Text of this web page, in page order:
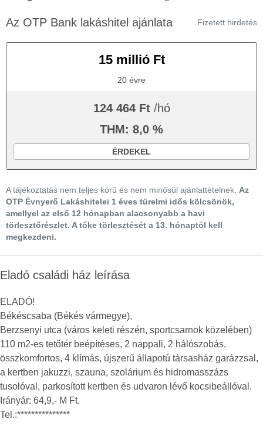
Az OTP Bank lakáshitel ajánlata Fizetett hirdetés
15 millió Ft
20 évre
124 464 Ft /hó
THM: 8,0 %
ÉRDEKEL
A tájékoztatás nem teljes körű és nem minősül ajánlattételnek. Az
OTP Évnyerő Lakáshitelei 1 éves türelmi idős kölcsönök,
amellyel az első 12 hónapban alacsonyabb a havi
törlesztőrészlet. A tőke törlesztését a 13. hónaptól kell
megkezdeni.
Eladó családi ház leírása
ELADÓ!
Békéscsaba (Békés vármegye),
Berzsenyi utca (város keleti részén, sportcsarnok közelében)
110 m2-es tetőtér beépítéses, 2 nappali, 2 hálószobás,
összkomfortos, 4 klímás, újszerű állapotú társasház garázzsal,
a kertben jakuzzi, szauna, szolárium és hidromasszázs
tusolóval, parkosított kertben és udvaron lévő kocsibeállóval.
Irányár: 64,9,- M Ft.
Tel.:***************